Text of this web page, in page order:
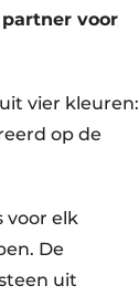
voor
vier kleuren:
op de
voor elk
De
uit